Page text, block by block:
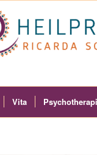
Vita